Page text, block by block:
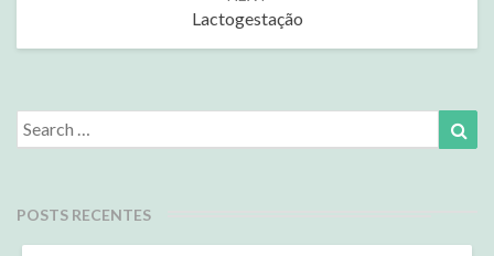
Lactogestação
Search
for:
POSTS RECENTES